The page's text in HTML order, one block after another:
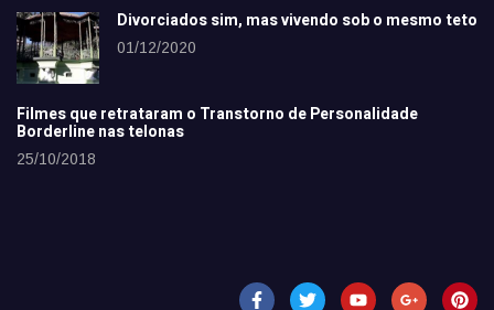
Divorciados sim, mas vivendo sob o mesmo teto
01/12/2020
Filmes que retrataram o Transtorno de Personalidade
Borderline nas telonas
25/10/2018